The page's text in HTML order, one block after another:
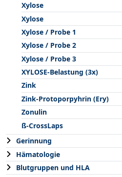
Xylose
Xylose
Xylose / Probe 1
Xylose / Probe 2
Xylose / Probe 3
XYLOSE-Belastung (3x)
Zink
Zink-Protoporpyhrin (Ery)
Zonulin
ß-CrossLaps
Gerinnung
Hämatologie
Blutgruppen und HLA